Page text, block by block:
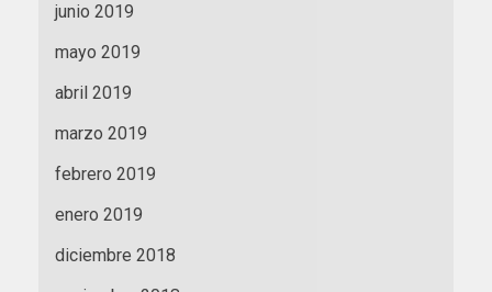
junio 2019
mayo 2019
abril 2019
marzo 2019
febrero 2019
enero 2019
diciembre 2018